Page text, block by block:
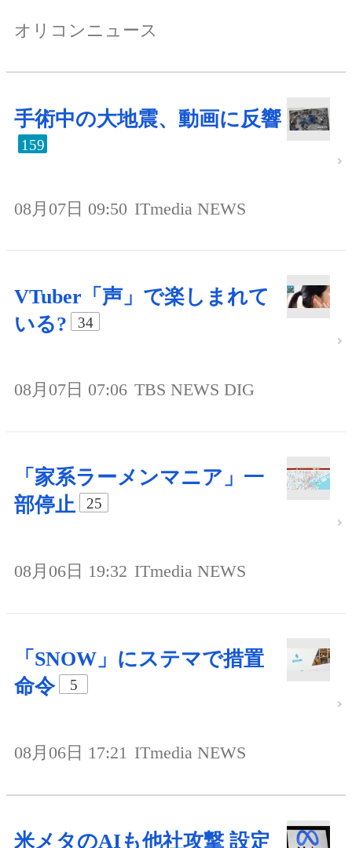
オリコンニュース
手術中の大地震、動画に反響
159
08月07日 09:50 ITmedia NEWS
VTuber「声」で楽しまれて
いる?
34
08月07日 07:06 TBS NEWS DIG
「家系ラーメンマニア」一
部停止
25
08月06日 19:32 ITmedia NEWS
「SNOW」にステマで措置
命令
5
08月06日 17:21 ITmedia NEWS
米メタのAIも他社攻撃 設定